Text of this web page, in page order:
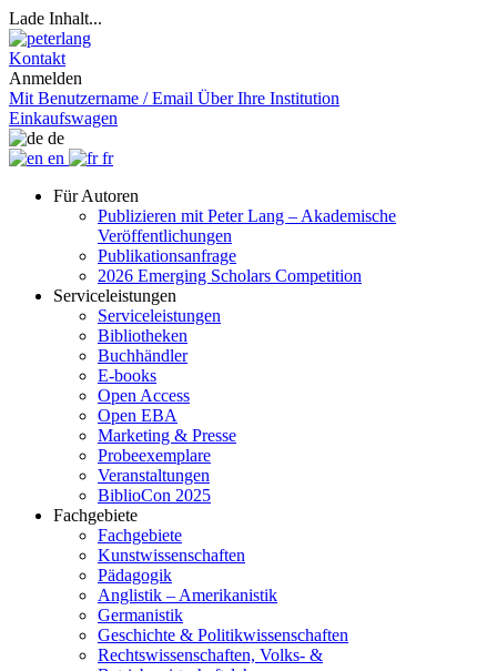
Lade Inhalt...
Kontakt
Anmelden
Mit Benutzername / Email Über Ihre Institution
Einkaufswagen
de
en
fr
Für Autoren
Publizieren mit Peter Lang – Akademische
Veröffentlichungen
Publikationsanfrage
2026 Emerging Scholars Competition
Serviceleistungen
Serviceleistungen
Bibliotheken
Buchhändler
E-books
Open Access
Open EBA
Marketing & Presse
Probeexemplare
Veranstaltungen
BiblioCon 2025
Fachgebiete
Fachgebiete
Kunstwissenschaften
Pädagogik
Anglistik – Amerikanistik
Germanistik
Geschichte & Politikwissenschaften
Rechtswissenschaften, Volks- &